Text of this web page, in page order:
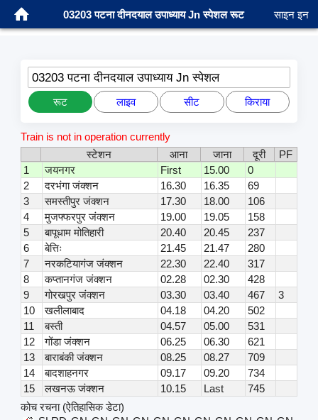
03203 पटना दीनदयाल उपाध्याय Jn स्पेशल रूट साइन इन
03203 पटना दीनदयाल उपाध्याय Jn स्पेशल
रूट लाइव सीट किराया
Train is not in operation currently
स्टेशन
आना जाना दूरी
PF
1
जयनगर First 15.00
0
2
दरभंगा जंक्शन 16.30 16.35
69
3
समस्तीपुर जंक्शन 17.30 18.00
106
4
मुजफ्फरपुर जंक्शन 19.00 19.05
158
5
बापूधाम मोतिहारी 20.40 20.45
237
6
बेत्तिः 21.45 21.47
280
7
नरकटियागंज जंक्शन 22.30 22.40
317
8
कप्तानगंज जंक्शन 02.28 02.30
428
9
गोरखपुर जंक्शन 03.30 03.40 467
3
10
खलीलाबाद 04.18 04.20
502
11
बस्ती 04.57 05.00
531
12
गोंडा जंक्शन 06.25 06.30
621
13
बाराबंकी जंक्शन 08.25 08.27
709
14
बादशाहनगर 09.17 09.20
734
15
लखनऊ जंक्शन 10.15 Last
745
कोच रचना (ऐतिहासिक डेटा)